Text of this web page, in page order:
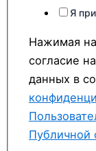
Я
Нажимая
согласие
данных в
Публичной